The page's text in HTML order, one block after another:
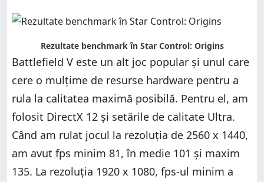
Rezultate benchmark în Star Control: Origins
Battlefield V este un alt joc popular și unul care
cere o mulțime de resurse hardware pentru a
rula la calitatea maximă posibilă. Pentru el, am
folosit DirectX 12 și setările de calitate Ultra.
Când am rulat jocul la rezoluția de 2560 x 1440,
am avut fps minim 81, în medie 101 și maxim
135. La rezoluția 1920 x 1080, fps-ul minim a